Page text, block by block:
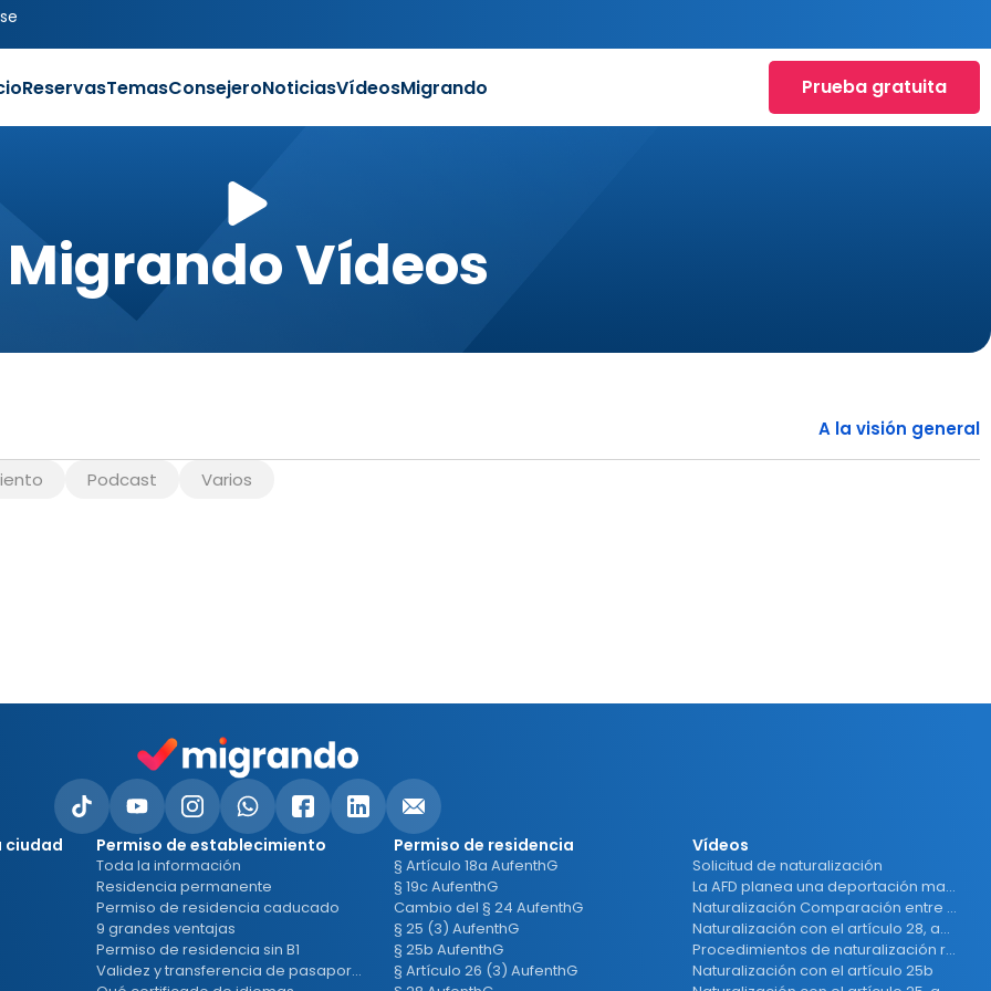
ReservasTemasConsejeroNoticiasVídeosMigrando Prueba gratuita
Migrando Vídeos
A la visión general
Podcast Varios
ciudad Permiso de establecimiento
Toda la información
Residencia permanente
Permiso de residencia caducado
9 grandes ventajas
Permiso de residencia sin B1
Validez y transferencia de pasaporte
Permiso de residencia
§ Artículo 18a AufenthG
§ 19c AufenthG
Cambio del § 24 AufenthG
§ 25 (3) AufenthG
§ 25b AufenthG
§ Artículo 26 (3) AufenthG
Vídeos
Solicitud de naturalización
La AFD planea una deportación masiva
Naturalización Comparación entre países
Naturalización con el artículo 28, apartado 1, número 1
Procedimientos de naturalización rápidos
Naturalización con el artículo 25b